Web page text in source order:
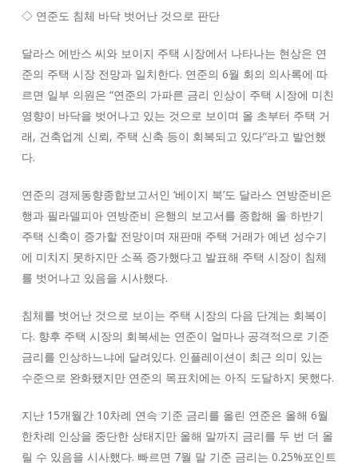
◇ 연준도 침체 바닥 벗어난 것으로 판단
달라스 에반스 씨와 보이지 주택 시장에서 나타나는 현상은 연
준의 주택 시장 전망과 일치한다. 연준의 6월 회의 의사록에 따
르면 일부 의원은 “연준의 가파른 금리 인상이 주택 시장에 미친
영향이 바닥을 벗어나고 있는 것으로 보이며 올 초부터 주택 거
래, 건축업계 신뢰, 주택 신축 등이 회복되고 있다”라고 발언했
다.
연준의 경제동향종합보고서인 ‘베이지 북’도 달라스 연방준비은
행과 필라델피아 연방준비 은행의 보고서를 종합해 올 하반기
주택 신축이 증가할 전망이며 재판매 주택 거래가 예년 성수기
에 미치지 못하지만 소폭 증가했다고 발표해 주택 시장이 침체
를 벗어나고 있음을 시사했다.
침체를 벗어난 것으로 보이는 주택 시장의 다음 단계는 회복이
다. 향후 주택 시장의 회복세는 연준이 얼마나 공격적으로 기준
금리를 인상하느냐에 달려있다. 인플레이션이 최근 의미 있는
수준으로 완화됐지만 연준의 목표치에는 아직 도달하지 못했다.
지난 15개월간 10차례 연속 기준 금리를 올린 연준은 올해 6월
한차례 인상을 중단한 상태지만 올해 말까지 금리를 두 번 더 올
릴 수 있음을 시사했다. 빠르면 7월 말 기준 금리는 0.25%포인트